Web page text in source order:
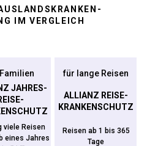
IM VERGLEICH
JAHRES-
viele Reisen
eines Jahres
für lange Reisen
ALLIANZ REISE-
KRANKENSCHUTZ
Reisen ab 1 bis 365
Tage